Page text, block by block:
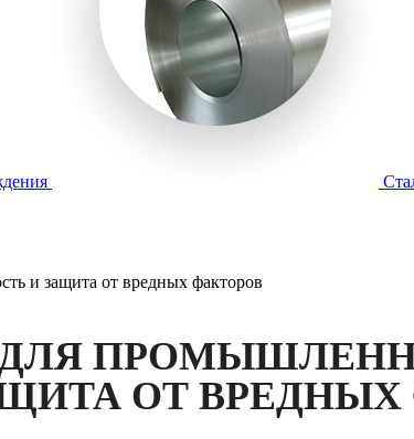
и защита от вредных факторов
ОТ ВРЕДНЫХ